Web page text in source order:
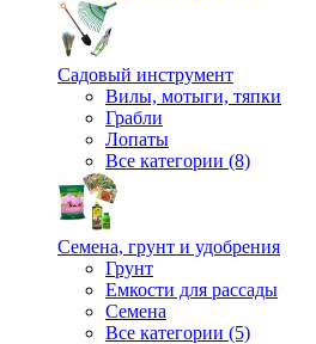
Садовый инструмент
Вилы, мотыги, тяпки
Грабли
Лопаты
Все категории (8)
Семена, грунт и удобрения
Грунт
Емкости для рассады
Семена
Все категории (5)